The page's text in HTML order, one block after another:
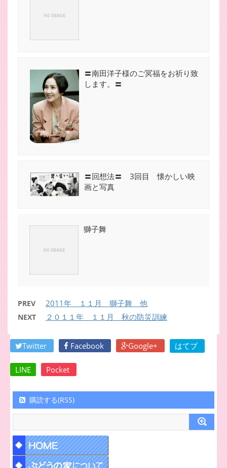
〓南田洋子様のご冥福をお祈り致
します。〓
〓回想法〓 3回目 懐かしい映
画と写真
獅子舞
PREV 2011年 １１月 獅子舞 他
NEXT ２０１１年 １１月 秋の防災訓練
Twitter Facebook Google+ はてブ
LINE Pocket
購読する(RSS)